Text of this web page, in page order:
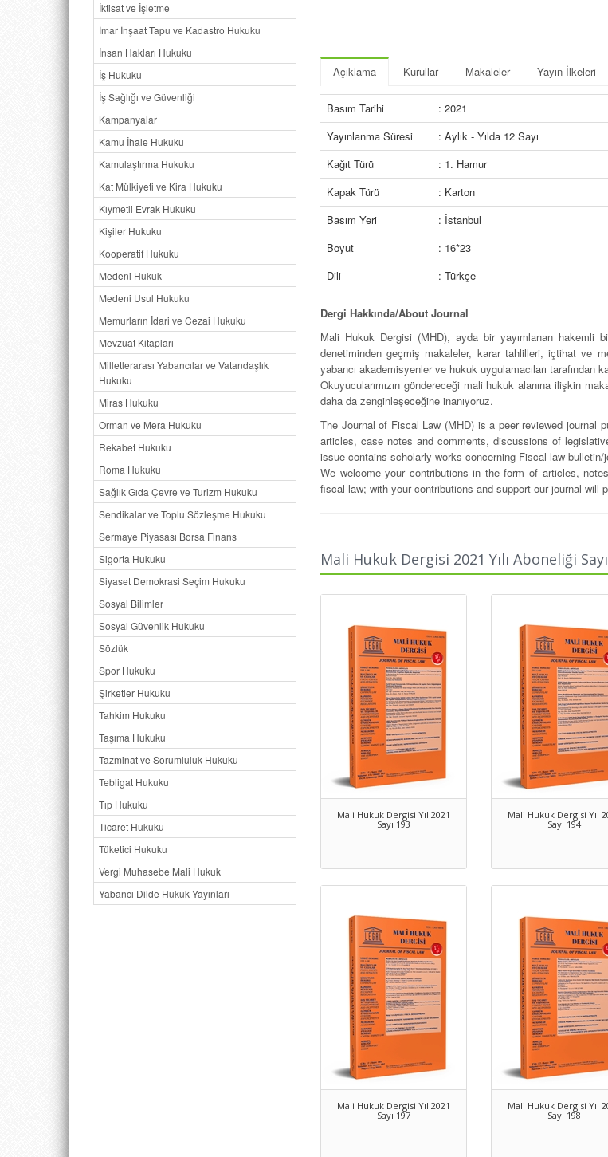
İktisat ve İşletme
İmar İnşaat Tapu ve Kadastro Hukuku
İnsan Hakları Hukuku
İş Hukuku
İş Sağlığı ve Güvenliği
Kampanyalar
Kamu İhale Hukuku
Kamulaştırma Hukuku
Kat Mülkiyeti ve Kira Hukuku
Kıymetli Evrak Hukuku
Kişiler Hukuku
Kooperatif Hukuku
Medeni Hukuk
Medeni Usul Hukuku
Memurların İdari ve Cezai Hukuku
Mevzuat Kitapları
Milletlerarası Yabancılar ve Vatandaşlık
Hukuku
Miras Hukuku
Orman ve Mera Hukuku
Rekabet Hukuku
Roma Hukuku
Sağlık Gıda Çevre ve Turizm Hukuku
Sendikalar ve Toplu Sözleşme Hukuku
Sermaye Piyasası Borsa Finans
Sigorta Hukuku
Siyaset Demokrasi Seçim Hukuku
Sosyal Bilimler
Sosyal Güvenlik Hukuku
Sözlük
Spor Hukuku
Şirketler Hukuku
Tahkim Hukuku
Taşıma Hukuku
Tazminat ve Sorumluluk Hukuku
Tebligat Hukuku
Tıp Hukuku
Ticaret Hukuku
Tüketici Hukuku
Vergi Muhasebe Mali Hukuk
Yabancı Dilde Hukuk Yayınları
Açıklama Kurullar Makaleler Yayın İlkeleri
Basım Tarihi
: 2021
Yayınlanma Süresi
: Aylık - Yılda 12 Sayı
Kağıt Türü
: 1. Hamur
Kapak Türü
: Karton
Basım Yeri
: İstanbul
Boyut
: 16*23
Dili
: Türkçe
Dergi Hakkında/About Journal
Mali Hukuk Dergisi (MHD), ayda bir yayımlanan hakemli
denetiminden geçmiş makaleler, karar tahlilleri, içtihat ve
yabancı akademisyenler ve hukuk uygulamacıları tarafından
Okuyucularımızın göndereceği mali hukuk alanına ilişkin
daha da zenginleşeceğine inanıyoruz.
The Journal of Fiscal Law (MHD) is a peer reviewed journal
articles, case notes and comments, discussions of
issue contains scholarly works concerning Fiscal law
We welcome your contributions in the form of articles,
fiscal law; with your contributions and support our journal will
Mali Hukuk Dergisi 2021 Yılı Aboneliği
Mali Hukuk Dergisi Yıl 2021
Sayı 193
Mali Hukuk Dergisi Yıl
Sayı 194
Mali Hukuk Dergisi Yıl 2021
Sayı 197
Mali Hukuk Dergisi Yıl
Sayı 198